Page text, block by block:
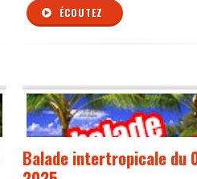
ÉCOUTEZ
Balade intertropicale du